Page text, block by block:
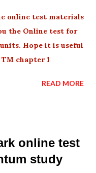
online test materials
the Online test for
Hope it is useful
chapter 1
READ MORE
online test
study